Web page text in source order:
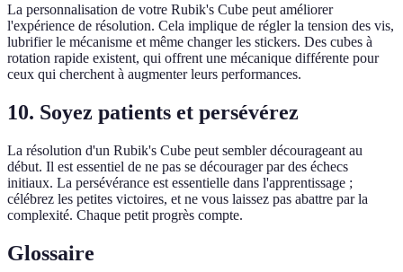
La personnalisation de votre Rubik's Cube peut améliorer
l'expérience de résolution. Cela implique de régler la tension des vis,
lubrifier le mécanisme et même changer les stickers. Des cubes à
rotation rapide existent, qui offrent une mécanique différente pour
ceux qui cherchent à augmenter leurs performances.
10. Soyez patients et persévérez
La résolution d'un Rubik's Cube peut sembler décourageant au
début. Il est essentiel de ne pas se décourager par des échecs
initiaux. La persévérance est essentielle dans l'apprentissage ;
célébrez les petites victoires, et ne vous laissez pas abattre par la
complexité. Chaque petit progrès compte.
Glossaire